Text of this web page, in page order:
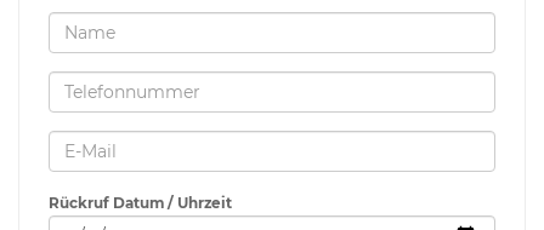
Rückruf Datum / Uhrzeit